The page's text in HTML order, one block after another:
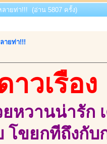
ายท่า!!! (อ่าน 5807 ครั้ง)
ายท่า!!!
าวเรือง
หวานน่ารัก
โขยกทีถึงกับ